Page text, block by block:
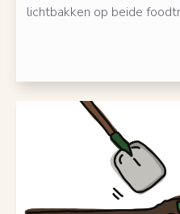
lichtbakken op beide